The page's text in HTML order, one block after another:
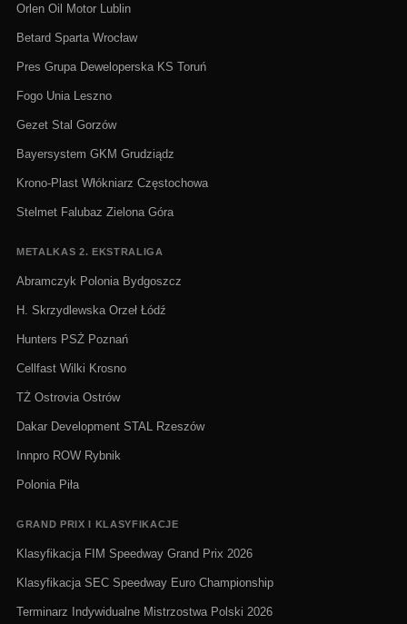
Orlen Oil Motor Lublin
Betard Sparta Wrocław
Pres Grupa Deweloperska KS Toruń
Fogo Unia Leszno
Gezet Stal Gorzów
Bayersystem GKM Grudziądz
Krono-Plast Włókniarz Częstochowa
Stelmet Falubaz Zielona Góra
METALKAS 2. EKSTRALIGA
Abramczyk Polonia Bydgoszcz
H. Skrzydlewska Orzeł Łódź
Hunters PSŻ Poznań
Cellfast Wilki Krosno
TŻ Ostrovia Ostrów
Dakar Development STAL Rzeszów
Innpro ROW Rybnik
Polonia Piła
GRAND PRIX I KLASYFIKACJE
Klasyfikacja FIM Speedway Grand Prix 2026
Klasyfikacja SEC Speedway Euro Championship
Terminarz Indywidualne Mistrzostwa Polski 2026